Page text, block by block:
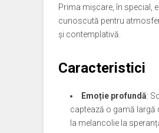
Prima mișcare, în special,
cunoscută pentru
și contemplativă.
Caracteristici
Emoție profundă:
captează o gamă largă
la melancolie la